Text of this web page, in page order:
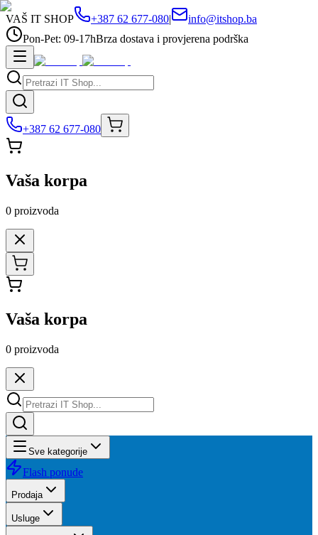
VAŠ IT SHOP +387 62 677-080|
info@itshop.ba
Pon-Pet: 09-17hBrza dostava i provjerena podrška
+387 62 677-080
Vaša korpa
0 proizvoda
Vaša korpa
0 proizvoda
Sve kategorije
Flash ponude
Prodaja
Usluge